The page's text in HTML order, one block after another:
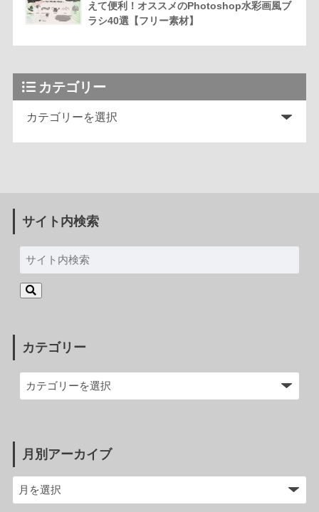
えて便利！オススメのPhotoshop水彩画風ブ
ラシ40選【フリー素材】
カテゴリー
サイト内検索
カテゴリー
月別アーカイブ